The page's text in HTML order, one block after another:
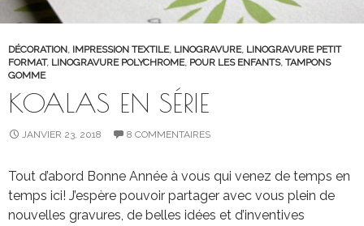
DÉCORATION, IMPRESSION TEXTILE, LINOGRAVURE, LINOGRAVURE PETIT
FORMAT, LINOGRAVURE POLYCHROME, POUR LES ENFANTS, TAMPONS
GOMME
KOALAS EN SÉRIE
JANVIER 23, 2018 8 COMMENTAIRES
Tout d’abord Bonne Année à vous qui venez de temps en
temps ici! J’espère pouvoir partager avec vous plein de
nouvelles gravures, de belles idées et d’inventives